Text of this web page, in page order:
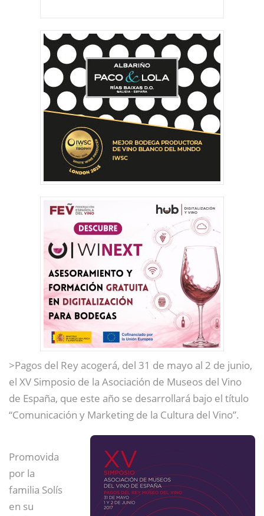
>Pagos del Rey acogerá, del 31 de mayo al 2 de junio,
el XV Simposio de la Asociación de Museos del Vino
de España, que este año se desarrollará bajo el título
“Comunicación y Marketing de la Cultura del Vino”.
Promovida
por la
familia Solís
en su